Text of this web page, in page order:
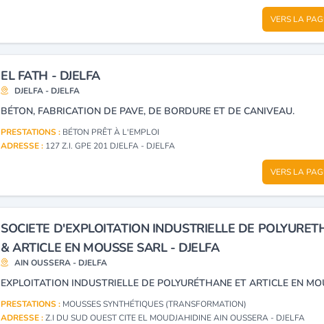
VERS LA
EL FATH - DJELFA
DJELFA - DJELFA
BÉTON, FABRICATION DE PAVE, DE BORDURE ET DE CANIVEAU.
PRESTATIONS : BÉTON PRÊT À L'EMPLOI
ADRESSE : 127 Z.I. GPE 201 DJELFA - DJELFA
VERS LA
SOCIETE D'EXPLOITATION INDUSTRIELLE DE
& ARTICLE EN MOUSSE SARL - DJELFA
AIN OUSSERA - DJELFA
EXPLOITATION INDUSTRIELLE DE POLYURÉTHANE ET ARTICLE EN
PRESTATIONS : MOUSSES SYNTHÉTIQUES (TRANSFORMATION)
ADRESSE :Z.I DU SUD OUEST CITE EL MOUDJAHIDINE AIN OUSSERA - DJELFA